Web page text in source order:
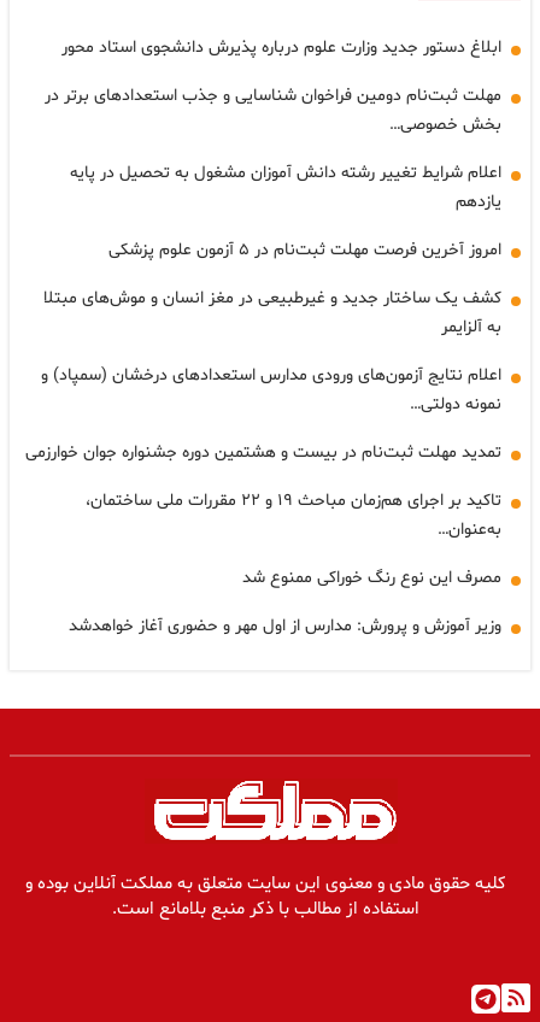
ابلاغ دستور جدید وزارت علوم درباره پذیرش دانشجوی استاد محور
مهلت ثبت‌نام دومین فراخوان شناسایی و جذب استعدادهای برتر در
بخش خصوصی…
اعلام شرایط تغییر رشته دانش آموزان مشغول به تحصیل در پایه
یازدهم
امروز آخرین فرصت مهلت ثبت‌نام در ۵ آزمون علوم پزشکی
کشف یک ساختار جدید و غیرطبیعی در مغز انسان و موش‌های مبتلا
به آلزایمر
اعلام نتایج آزمون‌های ورودی مدارس استعدادهای درخشان (سمپاد) و
نمونه دولتی…
تمدید مهلت ثبت‌نام در بیست و هشتمین دوره جشنواره جوان خوارزمی
تاکید بر اجرای هم‌زمان مباحث ۱۹ و ۲۲ مقررات ملی ساختمان،
به‌عنوان…
مصرف این نوع رنگ خوراکی ممنوع شد
وزیر آموزش و پرورش: مدارس از اول مهر و حضوری آغاز خواهدشد
کلیه حقوق مادی و معنوی این سایت متعلق به مملکت آنلاین بوده و
استفاده از مطالب با ذکر منبع بلامانع است.